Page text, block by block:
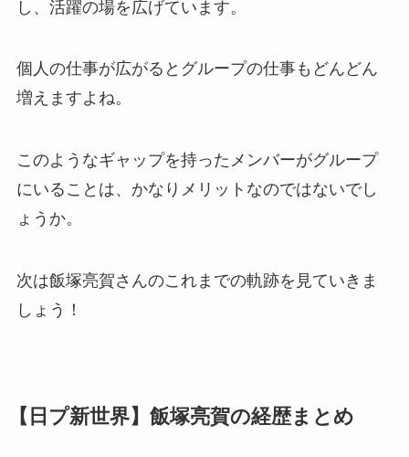
し、活躍の場を広げています。
個人の仕事が広がるとグループの仕事もどんどん
増えますよね。
このようなギャップを持ったメンバーがグループ
にいることは、かなりメリットなのではないでし
ょうか。
次は飯塚亮賀さんのこれまでの軌跡を見ていきま
しょう！
【日プ新世界】飯塚亮賀の経歴まとめ